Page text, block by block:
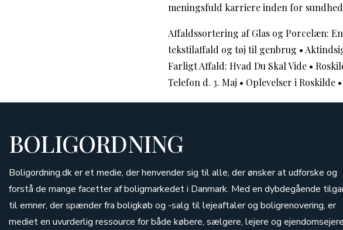
meningsfuld karriere inden for
Affaldssortering af Glas og Porcelæn:
tekstilaffald og tøj til genbrug •
Farligt Affald: Hvad Du Skal Vide •
Telefon d. 3. Maj • Oplevelser i Roskilde •
BOLIGORDNING
Boligordning.dk er et medie, der henvender sig til alle, der ønsker at udforske og
forstå de mange facetter af boligmarkedet i Danmark. Med en dybdegående
til emner, der spænder fra boligkøb og -salg til lejeaftaler og boligrenovering, er
mediet en uvurderlig ressource for både købere, sælgere, lejere og